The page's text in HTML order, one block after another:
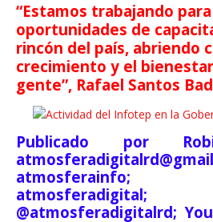
“Estamos trabajando
oportunidades de
rincón del país, abriendo
crecimiento y el
gente”, Rafael Santos
Publicado por
atmosferainfo;
@atmosferadigitalrd;